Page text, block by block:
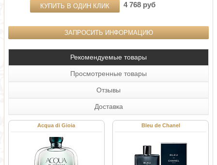
КУПИТЬ В ОДИН КЛИК
4 768 руб
ЗАПРОСИТЬ ИНФОРМАЦИЮ
Рекомендуемые товары
Просмотренные товары
Отзывы
Доставка
Acqua di Gioia Bleu de Chanel